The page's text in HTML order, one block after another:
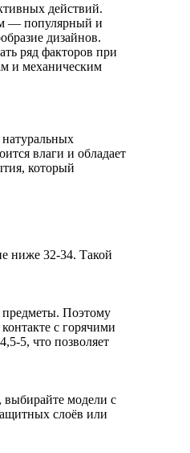
действий.
— популярный и
дизайнов.
ряд факторов при
и механическим
влаги и обладает
который
ниже 32-34. Такой
предметы. Поэтому
с горячими
5, что позволяет
выбирайте модели с
слоёв или